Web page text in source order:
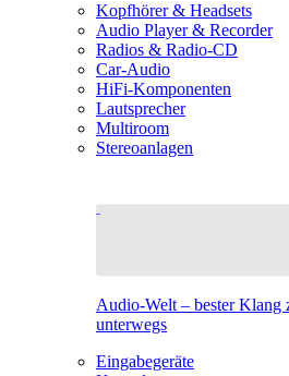
Kopfhörer & Headsets
Audio Player & Recorder
Radios & Radio-CD
Car-Audio
HiFi-Komponenten
Lautsprecher
Multiroom
Stereoanlagen
Audio-Welt – bester Klang
unterwegs
Eingabegeräte